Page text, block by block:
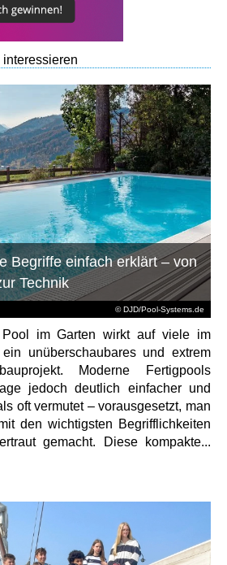
© DJD/Pool-Systems.de
Begriffe einfach erklärt – von
Technik
im Garten wirkt auf viele im
unüberschaubares und extrem
Moderne Fertigpools
jedoch deutlich einfacher und
oft vermutet – vorausgesetzt, man
den wichtigsten Begrifflichkeiten
gemacht. Diese kompakte...